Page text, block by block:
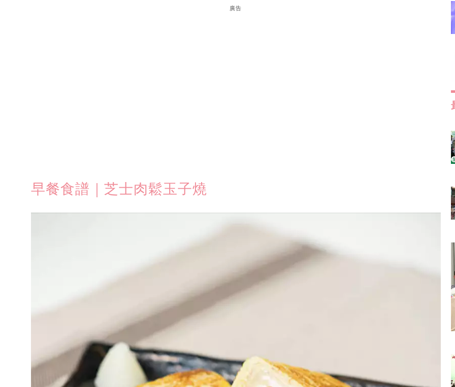
廣告
早餐食譜｜芝士肉鬆玉子燒